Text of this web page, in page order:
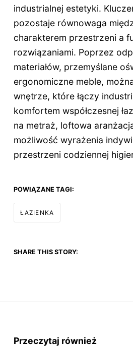
industrialnej estetyki.
pozostaje równowaga
charakterem przestrzeni a
rozwiązaniami. Poprzez
materiałów, przemyślane
ergonomiczne meble,
wnętrze, które łączy
komfortem współczesnej
na metraż, loftowa
możliwość wyrażenia
przestrzeni codziennej
POWIĄZANE TAGI:
ŁAZIENKA
SHARE THIS STORY:
Przeczytaj również